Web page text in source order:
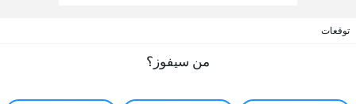
توقعات
من سيفوز؟